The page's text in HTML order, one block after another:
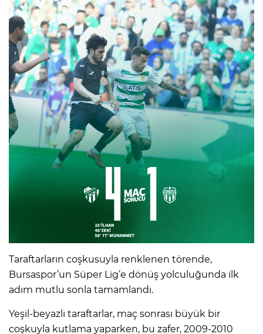
Taraftarların coşkusuyla renklenen törende,
Bursaspor’un Süper Lig’e dönüş yolculuğunda ilk
adım mutlu sonla tamamlandı.
Yeşil-beyazlı taraftarlar, maç sonrası büyük bir
coşkuyla kutlama yaparken, bu zafer, 2009-2010